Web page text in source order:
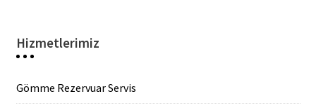
Hizmetlerimiz
Gömme Rezervuar Servis